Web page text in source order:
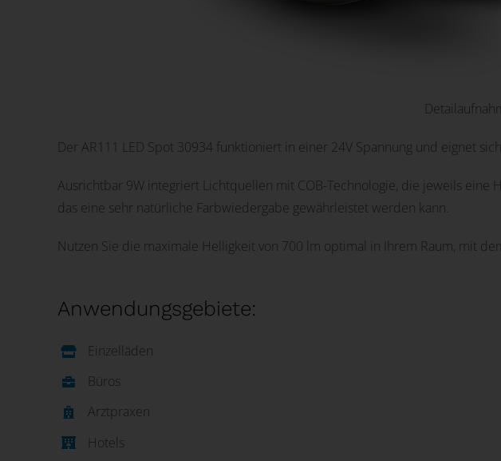
Der AR111 LED Spot 30934 funktioniert in einer 24V Spannung und eignet
Ausrichtbar 9W integriert Lichtquellen mit COB-Technologie, die jeweils
das eine sehr natürliche Farbwiedergabe gewährleistet werden kann.
Nutzen Sie die maximale Helligkeit von 700 lm optimal in Ihrem Raum, mit
Anwendungsgebiete:
Einzelläden
Büros
Arztpraxen
Hotels